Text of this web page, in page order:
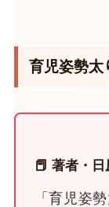
育児姿勢太
📕 著者・
「育児姿